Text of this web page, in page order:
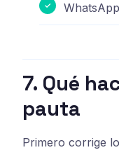
7. Qué
pauta
Primero corrige